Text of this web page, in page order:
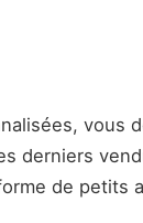
vous
derniers
de petits